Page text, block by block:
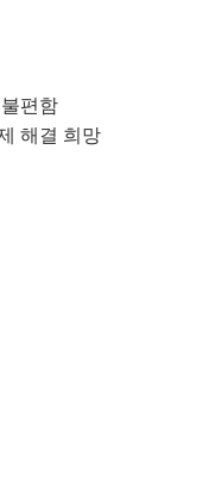
편함
해결 희망